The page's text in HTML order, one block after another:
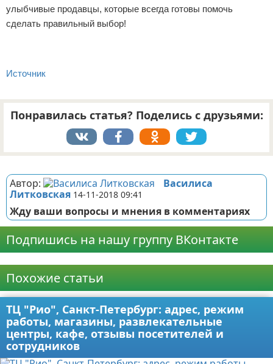
улыбчивые продавцы, которые всегда готовы помочь
сделать правильный выбор!
Источник
Понравилась статья? Поделись с друзьями:
Автор:
Василиса
Литковская 14-11-2018 09:41
Жду ваши вопросы и мнения в комментариях
Подпишись на нашу группу ВКонтакте
Похожие статьи
ТЦ "Рио", Санкт-Петербург: адрес, режим
работы, магазины, развлекательные
центры, кафе, отзывы посетителей и
сотрудников